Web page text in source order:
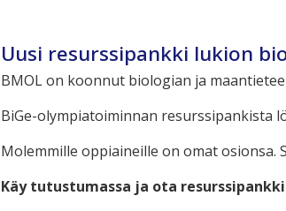
Uusi resurssipankki lukion
BMOL on koonnut biologian ja
BiGe-olympiatoiminnan resurssipankista
Molemmille oppiaineille on omat osionsa.
Käy tutustumassa ja ota